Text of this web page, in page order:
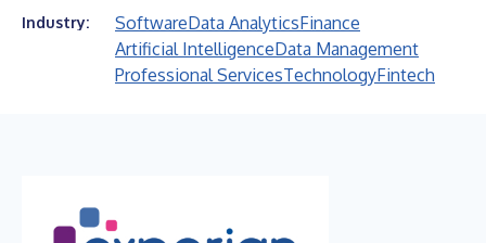
Industry: SoftwareData AnalyticsFinance
Artificial IntelligenceData Management
Professional ServicesTechnologyFintech